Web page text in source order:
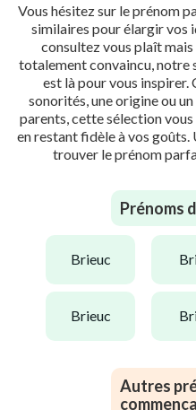
Vous hésitez sur le prénom
similaires pour élargir vos
consultez vous plaît mais
totalement convaincu, notre
est là pour vous inspirer.
sonorités, une origine ou
parents, cette sélection
en restant fidèle à vos
trouver le prénom
Prénoms
brieuc
brieuc
Autres